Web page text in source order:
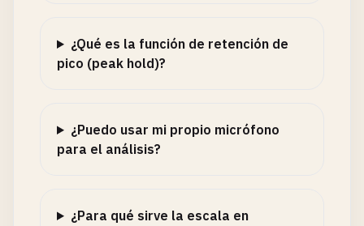
¿Qué es la función de retención de
pico (peak hold)?
¿Puedo usar mi propio micrófono
para el análisis?
¿Para qué sirve la escala en